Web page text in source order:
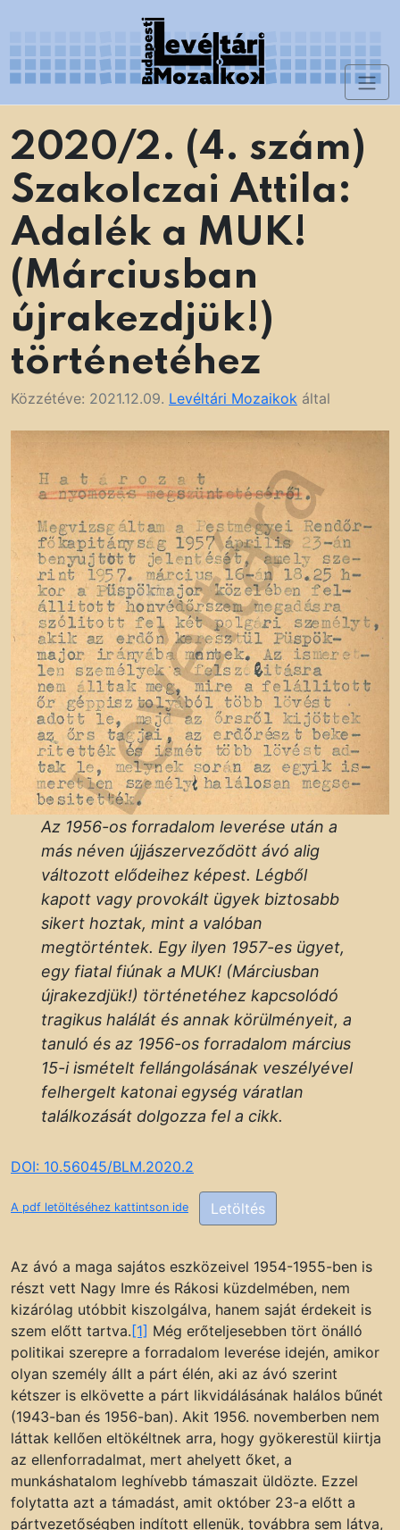
content
2020/2. (4. szám)
Szakolczai Attila:
Adalék a MUK!
(Márciusban
újrakezdjük!)
történetéhez
Közzétéve: 2021.12.09. Levéltári Mozaikok által
Az 1956-os forradalom leverése után a
más néven újjászerveződött ávó alig
változott elődeihez képest. Légből
kapott vagy provokált ügyek biztosabb
sikert hoztak, mint a valóban
megtörténtek. Egy ilyen 1957-es ügyet,
egy fiatal fiúnak a MUK! (Márciusban
újrakezdjük!) történetéhez kapcsolódó
tragikus halálát és annak körülményeit, a
tanuló és az 1956-os forradalom március
15-i ismételt fellángolásának veszélyével
felhergelt katonai egység váratlan
találkozását dolgozza fel a cikk.
DOI: 10.56045/BLM.2020.2
A pdf letöltéséhez kattintson ide Letöltés
Az ávó a maga sajátos eszközeivel 1954-1955-ben is
részt vett Nagy Imre és Rákosi küzdelmében, nem
kizárólag utóbbit kiszolgálva, hanem saját érdekeit is
szem előtt tartva. [1] Még erőteljesebben tört önálló
politikai szerepre a forradalom leverése idején, amikor
olyan személy állt a párt élén, aki az ávó szerint
kétszer is elkövette a párt likvidálásának halálos bűnét
(1943-ban és 1956-ban). Akit 1956. novemberben nem
láttak kellően eltökéltnek arra, hogy gyökerestül kiirtja
az ellenforradalmat, mert ahelyett őket, a
munkáshatalom leghívebb támaszait üldözte. Ezzel
folytatta azt a támadást, amit október 23-a előtt a
pártvezetőségben indított ellenük, továbbra sem látva,